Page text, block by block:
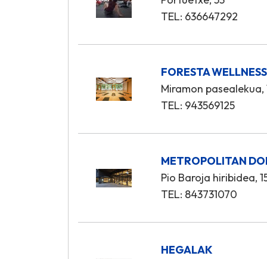
TEL: 636647292
FORESTA
Miramon pasealekua,
TEL: 943569125
METROPOLITAN
Pio Baroja hiribidea,
TEL: 843731070
HEGALAK